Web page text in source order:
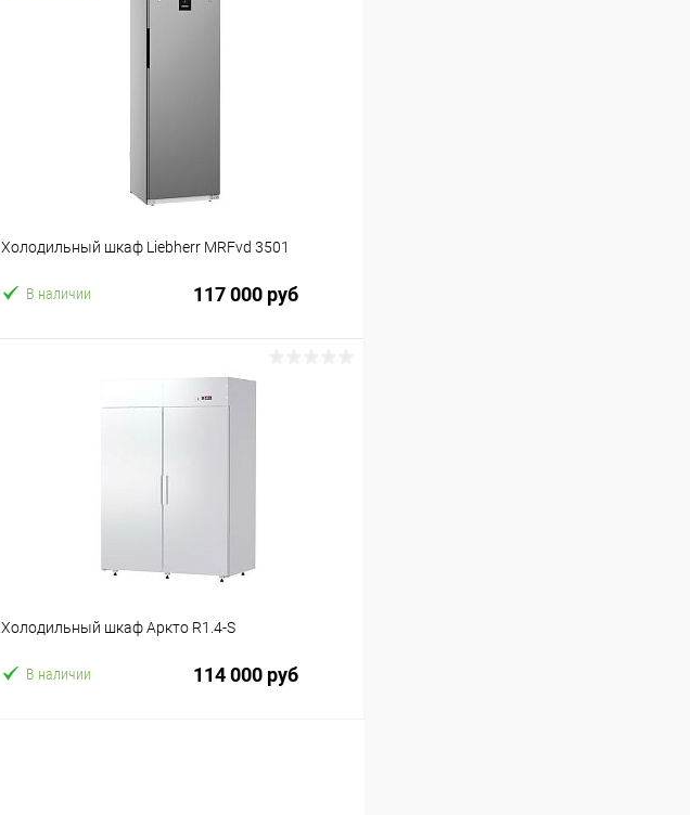
Холодильный шкаф Liebherr MRFvd 3501
В наличии 117 000 руб
В корзину
Холодильный шкаф Аркто R1.4-S
В наличии 114 000 руб